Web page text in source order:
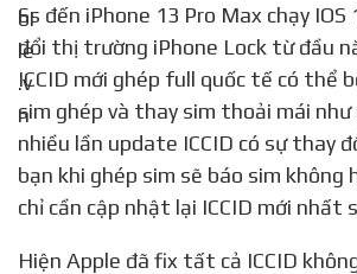
6s đến iPhone 13 Pro Max chạy
đổi thị trường iPhone Lock từ đầu
ICCID mới ghép full quốc tế có thể
sim ghép và thay sim thoải mái như
nhiều lần update ICCID có sự thay
bạn khi ghép sim sẽ báo sim không
chỉ cần cập nhật lại ICCID mới nhất
Hiện Apple đã fix tất cả ICCID không còn kích fake